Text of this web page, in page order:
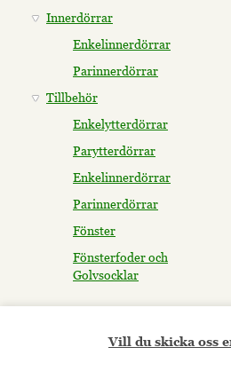
Innerdörrar
Enkelinnerdörrar
Parinnerdörrar
Tillbehör
Enkelytterdörrar
Parytterdörrar
Enkelinnerdörrar
Parinnerdörrar
Fönster
Fönsterfoder och
Golvsocklar
Vill du skicka oss